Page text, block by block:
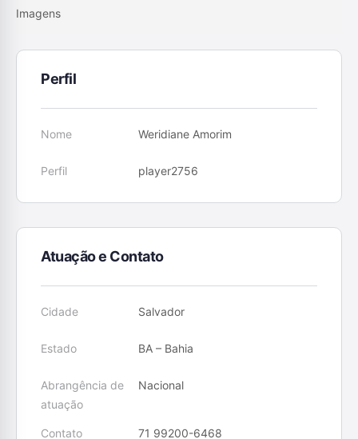
Imagens
Perfil
Nome Weridiane Amorim
Perfil player2756
Atuação e Contato
Cidade Salvador
Estado BA – Bahia
Abrangência de
atuação
Nacional
Contato 71 99200-6468